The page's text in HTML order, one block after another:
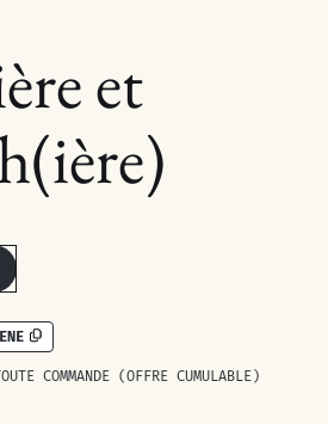
et
COMMANDE (OFFRE CUMULABLE)